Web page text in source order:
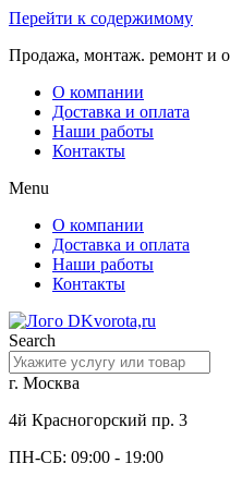
Перейти к содержимому
Продажа, монтаж. ремонт и
О компании
Доставка и оплата
Наши работы
Контакты
Menu
О компании
Доставка и оплата
Наши работы
Контакты
Search
г. Москва
4й Красногорский пр. 3
ПН-СБ: 09:00 - 19:00